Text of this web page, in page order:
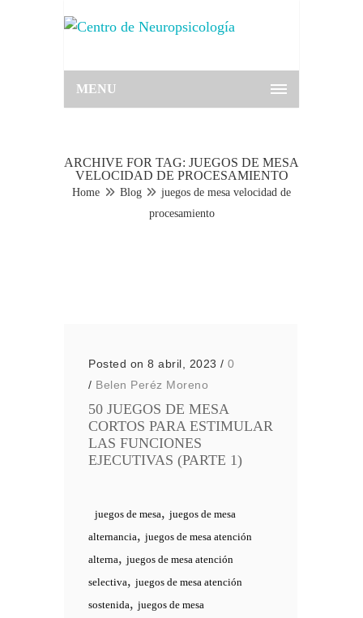
MENU
ARCHIVE FOR TAG: JUEGOS DE MESA
VELOCIDAD DE PROCESAMIENTO
Home Blog
juegos de mesa velocidad de
procesamiento
Posted on 8 abril, 2023 / 0
/ Belen Peréz Moreno
50 JUEGOS DE MESA
CORTOS PARA ESTIMULAR
LAS FUNCIONES
EJECUTIVAS (PARTE 1)
juegos de mesa, juegos de mesa
alternancia, juegos de mesa atención
alterna, juegos de mesa atención
selectiva, juegos de mesa atención
sostenida, juegos de mesa